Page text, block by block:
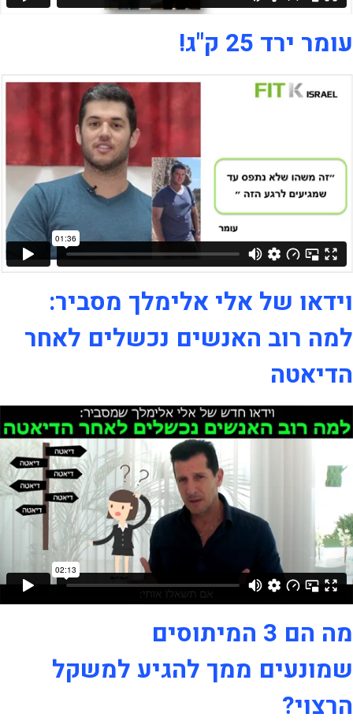
עומר ירד 25 ק"ג!
וידאו של אלי אלימלך מסביר:
למה רוב האנשים נכשלים לאחר
הדיאטה
מה הם 3 המיתוסים
שמונעים ממך להגיע למשקל
הרצוי?